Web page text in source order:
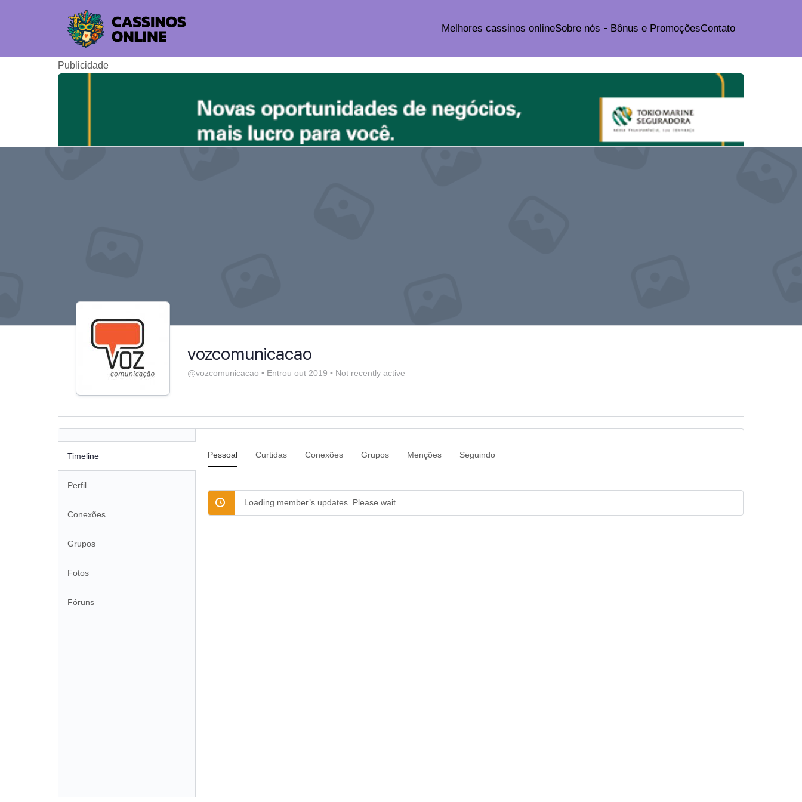
Melhores cassinos onlineSobre nós Bônus e PromoçõesContato
Publicidade
vozcomunicacao
@vozcomunicacao • Entrou out 2019 • Not recently active
Timeline
Perfil
Conexões
Grupos
Fotos
Fóruns
Pessoal Curtidas Conexões Grupos Menções Seguindo
Loading member’s updates. Please wait.